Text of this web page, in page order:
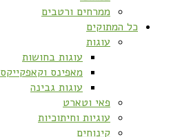
ממרחים ורטבים
כל המתוקים
עוגות
עוגות בחושות
מאפינס וקאפקייקס
עוגות גבינה
פאי וטארט
עוגיות וחיתוכיות
קינוחים